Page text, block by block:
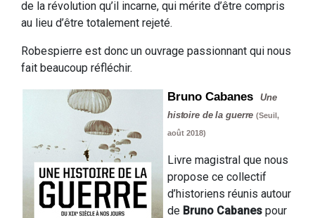
de la révolution qu’il incarne, qui mérite d’être compris
au lieu d’être totalement rejeté.
Robespierre est donc un ouvrage passionnant qui nous
fait beaucoup réfléchir.
Bruno Cabanes
Une
histoire de la guerre(Seuil,
août 2018)
Livre magistral que nous
propose ce collectif
d’historiens réunis autour
de Bruno Cabanes pour